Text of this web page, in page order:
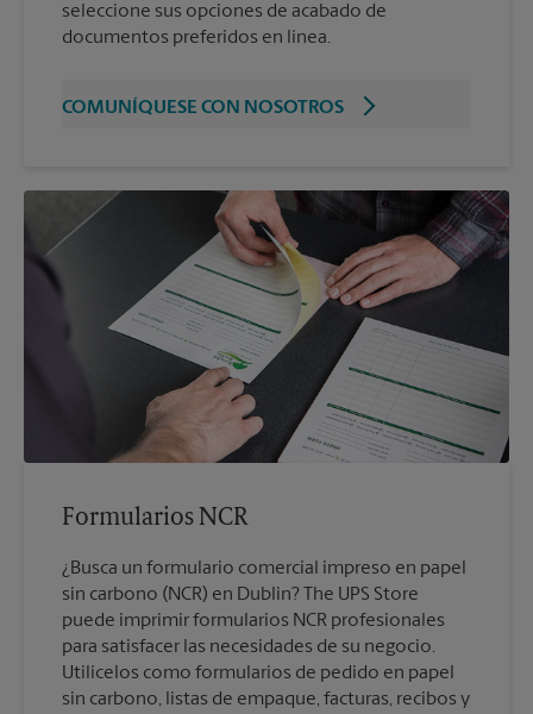
seleccione sus opciones de acabado de
documentos preferidos en línea.
COMUNÍQUESE CON NOSOTROS
Formularios NCR
¿Busca un formulario comercial impreso en papel
sin carbono (NCR) en Dublin? The UPS Store
puede imprimir formularios NCR profesionales
para satisfacer las necesidades de su negocio.
Utilícelos como formularios de pedido en papel
sin carbono, listas de empaque, facturas, recibos y